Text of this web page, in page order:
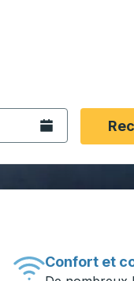
accéder à la
localisation,
Barre oblique
Ouvrez le calendrier.
Confort et